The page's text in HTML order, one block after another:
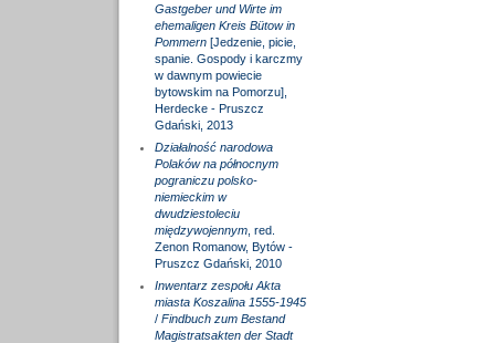
Gastgeber und Wirte im
ehemaligen Kreis Bütow in
Pommern[Jedzenie, picie,
spanie. Gospody i karczmy
w dawnym powiecie
bytowskim na Pomorzu],
Herdecke - Pruszcz
Gdański, 2013
Działalność narodowa
Polaków na północnym
pograniczu polsko-
niemieckim w
dwudziestoleciu
międzywojennym, red.
Zenon Romanow, Bytów -
Pruszcz Gdański, 2010
Inwentarz zespołu Akta
miasta Koszalina 1555-1945
/ Findbuch zum Bestand
Magistratsakten der Stadt